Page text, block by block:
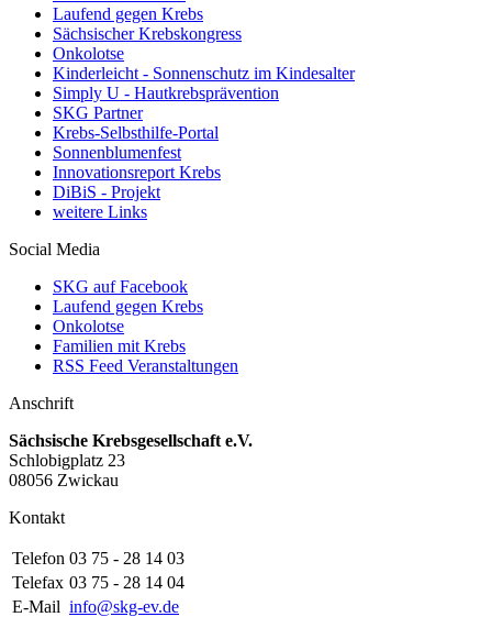
Laufend gegen Krebs
Sächsischer Krebskongress
Onkolotse
Kinderleicht - Sonnenschutz im Kindesalter
Simply U - Hautkrebsprävention
SKG Partner
Krebs-Selbsthilfe-Portal
Sonnenblumenfest
Innovationsreport Krebs
DiBiS - Projekt
weitere Links
Social Media
SKG auf Facebook
Laufend gegen Krebs
Onkolotse
Familien mit Krebs
RSS Feed Veranstaltungen
Anschrift
Sächsische Krebsgesellschaft e.V.
Schlobigplatz 23
08056 Zwickau
Kontakt
Telefon 03 75 - 28 14 03
Telefax 03 75 - 28 14 04
E-Mail info@skg-ev.de